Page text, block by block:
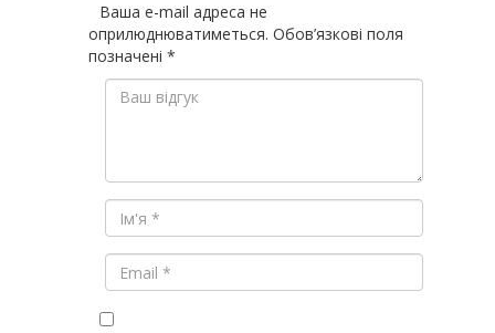
Ваша e-mail адреса не
оприлюднюватиметься. Обов’язкові поля
позначені *